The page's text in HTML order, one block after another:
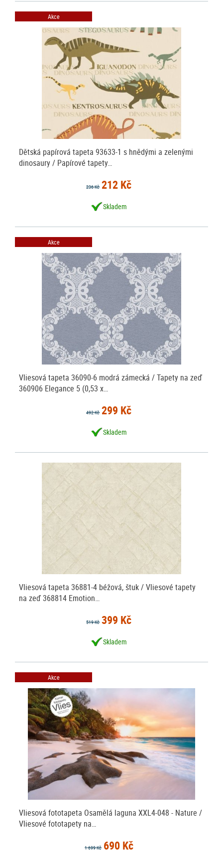
Akce
Dětská papírová tapeta 93633-1 s hnědými a zelenými
dinosaury / Papírové tapety…
236 Kč 212 Kč
Skladem
Akce
Vliesová tapeta 36090-6 modrá zámecká / Tapety na zeď
360906 Elegance 5 (0,53 x…
492 Kč 299 Kč
Skladem
Vliesová tapeta 36881-4 béžová, štuk / Vliesové tapety
na zeď 368814 Emotion…
519 Kč 399 Kč
Skladem
Akce
Vliesová fototapeta Osamělá laguna XXL4-048 - Nature /
Vliesové fototapety na…
1 699 Kč 690 Kč